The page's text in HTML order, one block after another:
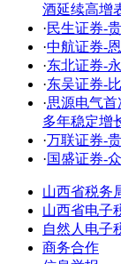
酒延续高增
·民生证券-
·中航证券-
·东北证券-
·东吴证券-
·思源电气
多年稳定增
·万联证券-
·国盛证券-
山西省税务
山西省电子
自然人电子
商务合作